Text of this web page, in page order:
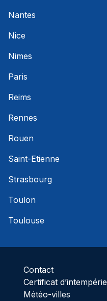
Nantes
Nice
Nimes
Paris
Reims
Rennes
Rouen
Saint-Etienne
Strasbourg
Toulon
Toulouse
Contact
Certificat d’intempérie
Météo-villes